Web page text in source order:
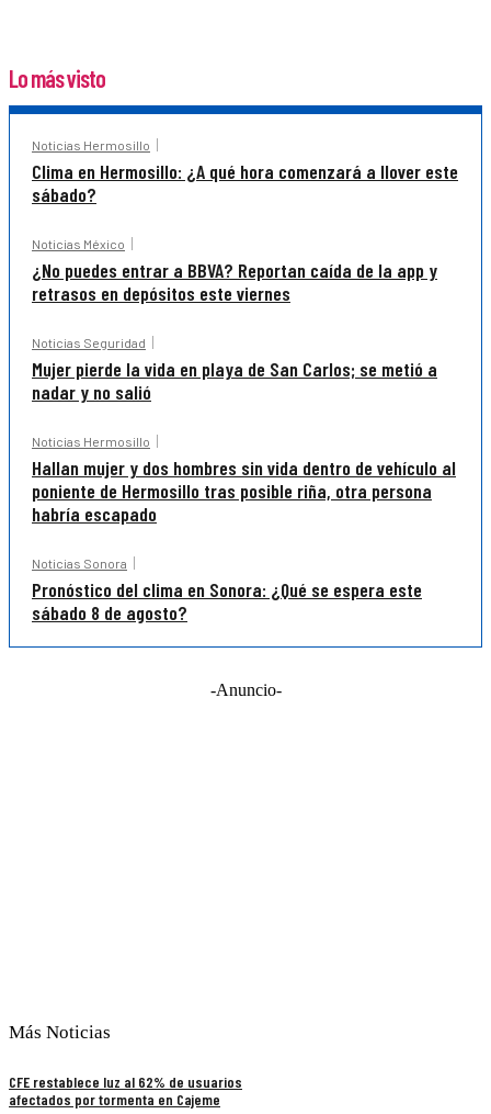
Lo más visto
Noticias Hermosillo
Clima en Hermosillo: ¿A qué hora comenzará a llover este
sábado?
Noticias México
¿No puedes entrar a BBVA? Reportan caída de la app y
retrasos en depósitos este viernes
Noticias Seguridad
Mujer pierde la vida en playa de San Carlos; se metió a
nadar y no salió
Noticias Hermosillo
Hallan mujer y dos hombres sin vida dentro de vehículo al
poniente de Hermosillo tras posible riña, otra persona
habría escapado
Noticias Sonora
Pronóstico del clima en Sonora: ¿Qué se espera este
sábado 8 de agosto?
-Anuncio-
Más Noticias
CFE restablece luz al 62% de usuarios
afectados por tormenta en Cajeme